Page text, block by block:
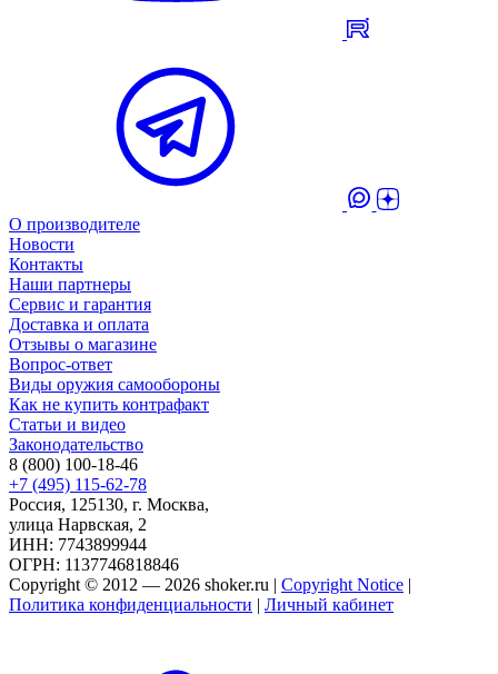
О производителе
Новости
Контакты
Наши партнеры
Сервис и гарантия
Доставка и оплата
Отзывы о магазине
Вопрос-ответ
Виды оружия самообороны
Как не купить контрафакт
Статьи и видео
Законодательство
8 (800) 100-18-46
+7 (495) 115-62-78
Россия, 125130, г. Москва,
улица Нарвская, 2
ИНН: 7743899944
ОГРН: 1137746818846
Copyright © 2012 — 2026 shoker.ru | Copyright Notice |
Политика конфиденциальности | Личный кабинет